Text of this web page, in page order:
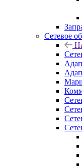
Сетевое